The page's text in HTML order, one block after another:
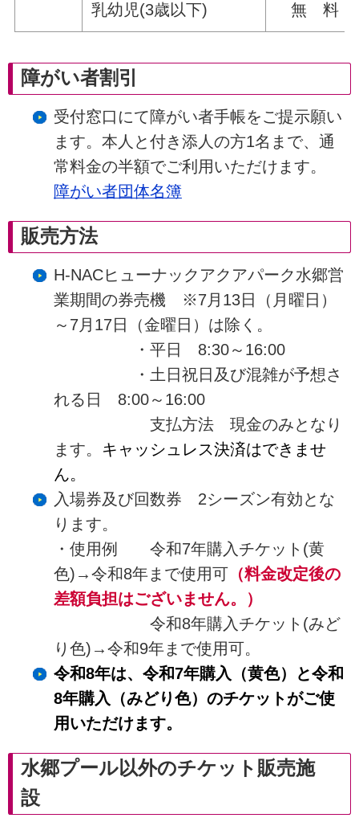
乳幼児(3歳以下) 無 料
障がい者割引
受付窓口にて障がい者手帳をご提示願い
ます。本人と付き添人の方1名まで、通
常料金の半額でご利用いただけます。
障がい者団体名簿
販売方法
H-NACヒューナックアクアパーク水郷営
業期間の券売機 ※7月13日（月曜日）
～7月17日（金曜日）は除く。
・平日 8:30～16:00
・土日祝日及び混雑が予想さ
れる日 8:00～16:00
支払方法 現金のみとなり
ます。 キャッシュレス決済はできませ
ん。
入場券及び回数券 2シーズン有効とな
ります。
・使用例 令和7年購入チケット(黄
色)→令和8年まで使用可（料金改定後の
差額負担はございません。）
令和8年購入チケット(みど
り色)→令和9年まで使用可。
令和8年は、令和7年購入（黄色）と令和
8年購入（みどり色）のチケットがご使
用いただけます。
水郷プール以外のチケット販売施
設